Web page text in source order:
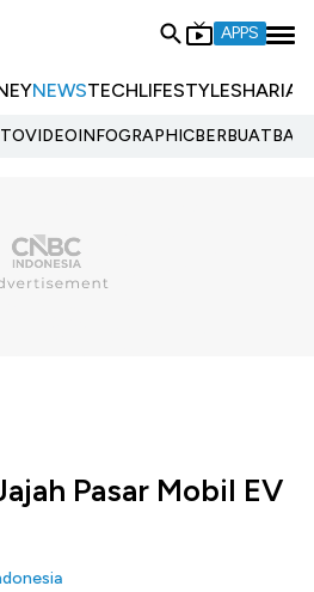
APPS
NEWSTECHLIFESTYLESHARIA
VIDEOINFOGRAPHIC
Pasar Mobil EV